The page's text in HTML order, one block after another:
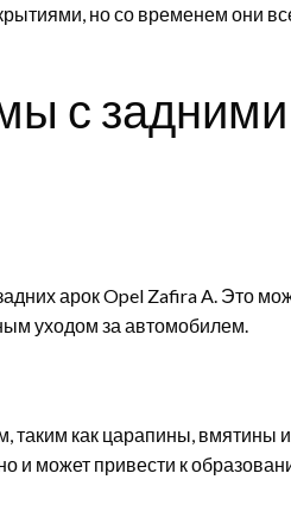
но со временем они
с задними
арок Opel Zafira A. Это
уходом за автомобилем.
таким как царапины, вмятины
и может привести к